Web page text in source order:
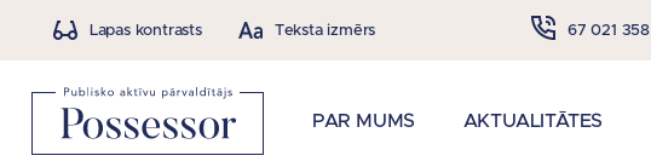
Lapas kontrasts Teksta izmērs 67 021 358
PAR MUMS AKTUALITĀTES